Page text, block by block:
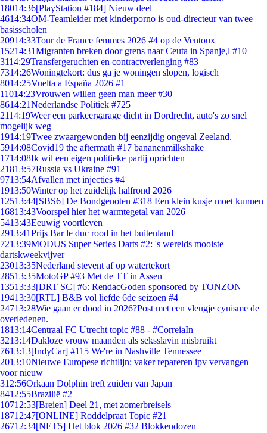
18014:36[PlayStation #184] Nieuw deel
4614:34OM-Teamleider met kinderporno is oud-directeur van twee
basisscholen
20914:33Tour de France femmes 2026 #4 op de Ventoux
15214:31Migranten breken door grens naar Ceuta in Spanje,l #10
3114:29Transfergeruchten en contractverlenging #83
7314:26Woningtekort: dus ga je woningen slopen, logisch
8014:25Vuelta a España 2026 #1
11014:23Vrouwen willen geen man meer #30
8614:21Nederlandse Politiek #725
2114:19Weer een parkeergarage dicht in Dordrecht, auto's zo snel
mogelijk weg
1914:19Twee zwaargewonden bij eenzijdig ongeval Zeeland.
5914:08Covid19 the aftermath #17 bananenmilkshake
1714:08Ik wil een eigen politieke partij oprichten
21813:57Russia vs Ukraine #91
9713:54Afvallen met injecties #4
1913:50Winter op het zuidelijk halfrond 2026
12513:44[SBS6] De Bondgenoten #318 Een klein kusje moet kunnen
16813:43Voorspel hier het warmtegetal van 2026
5413:43Eeuwig voortleven
2913:41Prijs Bar le duc rood in het buitenland
7213:39MODUS Super Series Darts #2: 's werelds mooiste
dartskweekvijver
23013:35Nederland stevent af op watertekort
28513:35MotoGP #93 Met de TT in Assen
13513:33[DRT SC] #6: RendacGoden sponsored by TONZON
19413:30[RTL] B&B vol liefde 6de seizoen #4
24713:28Wie gaan er dood in 2026?Post met een vleugje cynisme de
overledenen.
1813:14Centraal FC Utrecht topic #88 - #CorreiaIn
3213:14Dakloze vrouw maanden als seksslavin misbruikt
7613:13[IndyCar] #115 We're in Nashville Tennessee
2013:10Nieuwe Europese richtlijn: vaker repareren ipv vervangen
voor nieuw
312:56Orkaan Dolphin treft zuiden van Japan
8412:55Brazilië #2
10712:53[Breien] Deel 21, met zomerbreisels
18712:47[ONLINE] Roddelpraat Topic #21
26712:34[NET5] Het blok 2026 #32 Blokkendozen